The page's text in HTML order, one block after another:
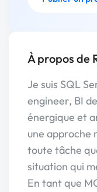
À propos de
Je suis SQL
engineer, BI
énergique et
une approche
toute tâche
situation qui
En tant que